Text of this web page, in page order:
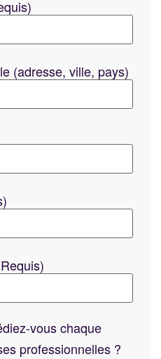
(adresse, ville, pays)
vous chaque
professionnelles ?